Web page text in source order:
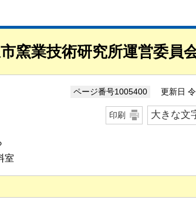
窯業技術研究所運営委員
ページ番号1005400 更新日 令
印刷 大きな文
室